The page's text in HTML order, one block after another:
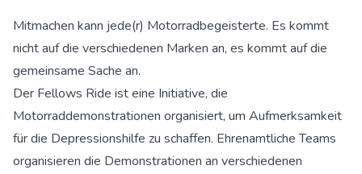
Mitmachen kann jede(r) Motorradbegeisterte. Es kommt
nicht auf die verschiedenen Marken an, es kommt auf die
gemeinsame Sache an.
Der Fellows Ride ist eine Initiative, die
Motorraddemonstrationen organisiert, um Aufmerksamkeit
für die Depressionshilfe zu schaffen. Ehrenamtliche Teams
organisieren die Demonstrationen an verschiedenen